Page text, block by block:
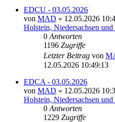
EDCU - 03.05.2026
von MAD » 12.05.2026
Holstein, Niedersachsen
0 Antworten
1196 Zugriffe
Letzter Beitrag von
12.05.2026 10:49:13
EDCA - 03.05.2026
von MAD » 12.05.2026
Holstein, Niedersachsen
0 Antworten
1229 Zugriffe